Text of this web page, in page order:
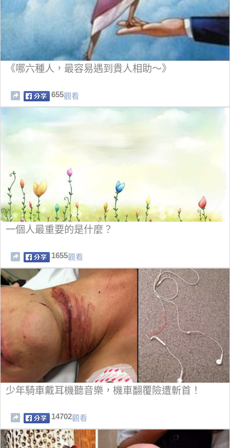
《哪六種人，最容易遇到貴人相助～》
655觀看
一個人最重要的是什麼？
1655觀看
少年騎車戴耳機聽音樂，機車翻覆險遭斬首！
14702觀看